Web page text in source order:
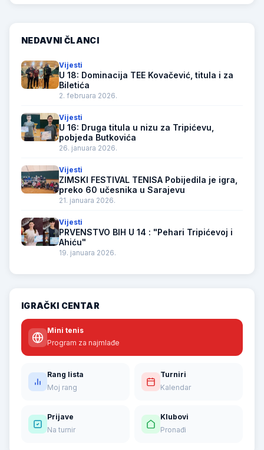
NEDAVNI ČLANCI
Vijesti
U 18: Dominacija TEE Kovačević, titula i za
Biletića
2. februara 2026.
Vijesti
U 16: Druga titula u nizu za Tripićevu,
pobjeda Butkovića
26. januara 2026.
Vijesti
ZIMSKI FESTIVAL TENISA Pobijedila je igra,
preko 60 učesnika u Sarajevu
21. januara 2026.
Vijesti
PRVENSTVO BIH U 14 : "Pehari Tripićevoj i
Ahiću"
19. januara 2026.
IGRAČKI CENTAR
Mini tenis
Program za najmlađe
Rang lista
Moj rang
Turniri
Kalendar
Prijave
Na turnir
Klubovi
Pronađi